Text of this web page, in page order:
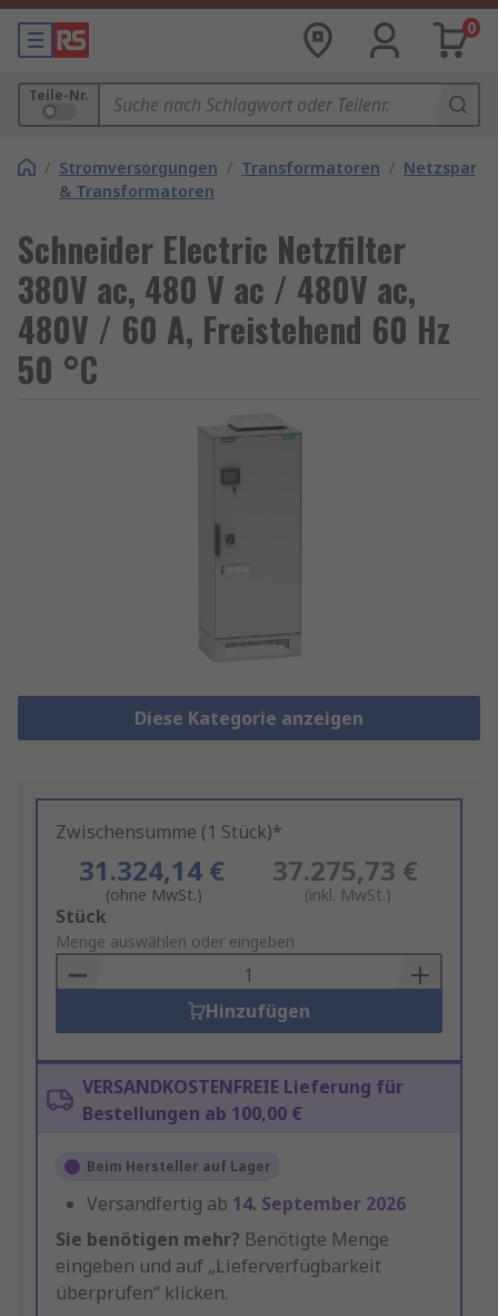
0
Teile-Nr.
/ Stromversorgungen
& Transformatoren
/ Transformatoren /
Schneider Electric Netzfilter
380V ac, 480 V ac / 480V ac,
480V / 60 A, Freistehend 60 Hz
50 °C
Diese Kategorie anzeigen
Zwischensumme (1 Stück)*
31.324,14 €
(ohne MwSt.)
37.275,73 €
(inkl. MwSt.)
Add
to
Basket
Stück
Menge auswählen oder eingeben
Hinzufügen
VERSANDKOSTENFREIE Lieferung für
Bestellungen ab 100,00 €
Beim Hersteller auf Lager
Versandfertig ab 14. September 2026
Sie benötigen mehr? Benötigte Menge
eingeben und auf „Lieferverfügbarkeit
überprüfen“ klicken.